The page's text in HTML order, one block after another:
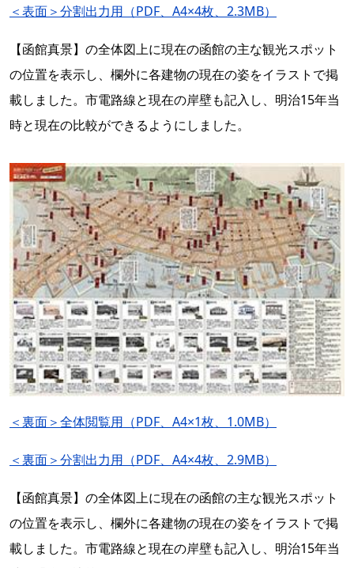
＜表面＞分割出力用（PDF、A4×4枚、2.3MB）
【函館真景】の全体図上に現在の函館の主な観光スポット
の位置を表示し、欄外に各建物の現在の姿をイラストで掲
載しました。市電路線と現在の岸壁も記入し、明治15年当
時と現在の比較ができるようにしました。
＜裏面＞全体閲覧用（PDF、A4×1枚、1.0MB）
＜裏面＞分割出力用（PDF、A4×4枚、2.9MB）
【函館真景】の全体図上に現在の函館の主な観光スポット
の位置を表示し、欄外に各建物の現在の姿をイラストで掲
載しました。市電路線と現在の岸壁も記入し、明治15年当